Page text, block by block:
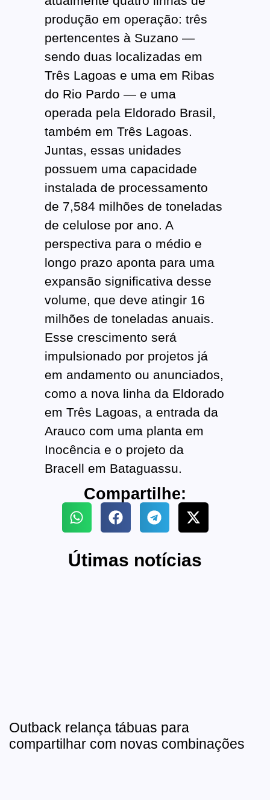
produção em operação: três
pertencentes à Suzano —
sendo duas localizadas em
Três Lagoas e uma em Ribas
do Rio Pardo — e uma
operada pela Eldorado Brasil,
também em Três Lagoas.
Juntas, essas unidades
possuem uma capacidade
instalada de processamento
de 7,584 milhões de toneladas
de celulose por ano. A
perspectiva para o médio e
longo prazo aponta para uma
expansão significativa desse
volume, que deve atingir 16
milhões de toneladas anuais.
Esse crescimento será
impulsionado por projetos já
em andamento ou anunciados,
como a nova linha da Eldorado
em Três Lagoas, a entrada da
Arauco com uma planta em
Inocência e o projeto da
Bracell em Bataguassu.
Compartilhe:
Útimas notícias
Outback relança tábuas para
compartilhar com novas combinações